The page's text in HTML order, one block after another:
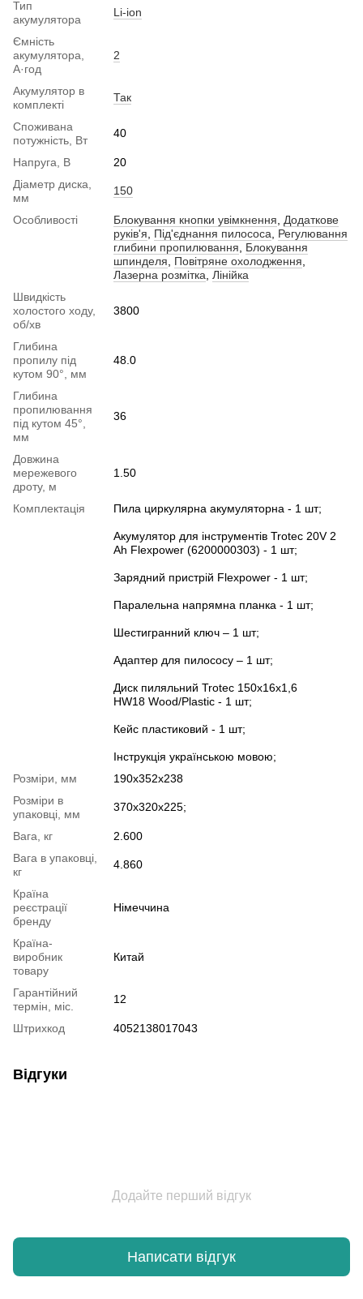
Тип
акумулятора
Li-ion
Ємність
акумулятора,
А·год
2
Акумулятор в
комплекті
Так
Споживана
потужність, Вт
40
Напруга, В
20
Діаметр диска,
мм
150
Особливості Блокування кнопки увімкнення
Додаткове
руків'я
Під'єднання пилососа
Регулювання
глибини пропилювання
Блокування
шпинделя
Повітряне охолодження
Лазерна розмітка
Лінійка
Швидкість
холостого ходу,
об/хв
3800
Глибина
пропилу під
кутом 90°, мм
48.0
Глибина
пропилювання
під кутом 45°,
мм
36
Довжина
мережевого
дроту, м
1.50
Комплектація Пила циркулярна акумуляторна - 1 шт;
Акумулятор для інструментів Trotec 20V 2
Ah Flexpower (6200000303) - 1 шт;
Зарядний пристрій Flexpower - 1 шт;
Паралельна напрямна планка - 1 шт;
Шестигранний ключ – 1 шт;
Адаптер для пилососу – 1 шт;
Диск пиляльний Trotec 150х16х1,6
HW18 Wood/Plastic - 1 шт;
Кейс пластиковий - 1 шт;
Інструкція українською мовою;
Розміри, мм
190x352x238
Розміри в
упаковці, мм
370х320х225;
Вага, кг
2.600
Вага в упаковці,
кг
4.860
Країна
реєстрації
бренду
Німеччина
Країна-
виробник
товару
Китай
Гарантійний
термін, міс.
12
Штрихкод 4052138017043
Відгуки
Додайте перший відгук
Написати відгук